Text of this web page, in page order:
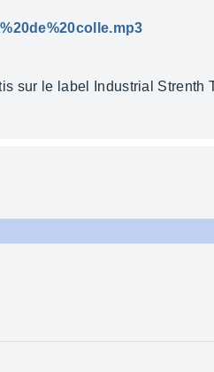
sur le label Industrial Strenth